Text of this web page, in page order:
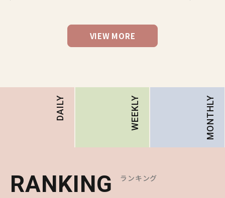
VIEW MORE
DAILY WEEKLY MONTHLY
RANKING ランキング
RANKING ランキング
RANKING ランキング